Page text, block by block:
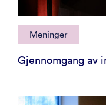
Meninger
Gjennomgang av